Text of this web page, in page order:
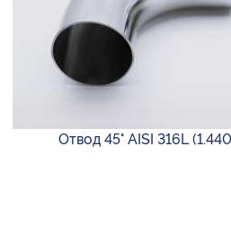
Отвод 45° AISI 316L